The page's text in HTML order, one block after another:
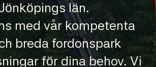
län.
med vår kompetenta
breda fordonspark
för dina behov. Vi